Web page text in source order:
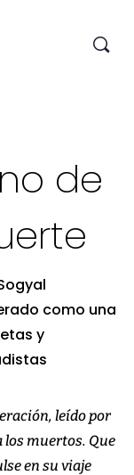
de
como una
y
leído por
los muertos. Que
en su viaje